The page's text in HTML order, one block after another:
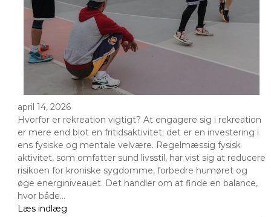
april 14, 2026
Hvorfor er rekreation vigtigt? At engagere sig i rekreation
er mere end blot en fritidsaktivitet; det er en investering i
ens fysiske og mentale velvære. Regelmæssig fysisk
aktivitet, som omfatter sund livsstil, har vist sig at reducere
risikoen for kroniske sygdomme, forbedre humøret og
øge energiniveauet. Det handler om at finde en balance,
hvor både…
Læs indlæg